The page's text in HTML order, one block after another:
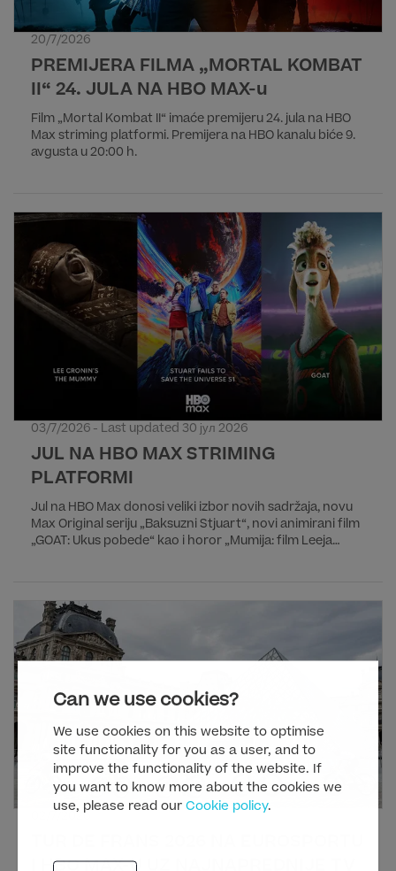
Can we use cookies?
We use cookies on this website to optimise
site functionality for you as a user, and to
improve the functionality of the website. If
you want to know more about the cookies we
use, please read our Cookie policy.
20/7/2026
PREMIJERA FILMA „MORTAL KOMBAT
II“ 24. JULA NA HBO MAX-u
Film „Mortal Kombat II“ imaće premijeru 24. jula na HBO
Max striming platformi. Premijera na HBO kanalu biće 9.
avgusta u 20:00 h.
03/7/2026 - Last updated 30 јул 2026
JUL NA HBO MAX STRIMING
PLATFORMI
Jul na HBO Max donosi veliki izbor novih sadržaja, novu
Max Original seriju „Baksuzni Stjuart“, novi animirani film
„GOAT: Ukus pobede“ kao i horor „Mumija: film Leeja
komedije „Amanet“ koja je takođe dostupna na HBO
Max-u.
I HBO MAX-U UZ NAJNAPREDNIJE TV